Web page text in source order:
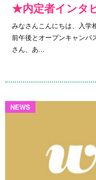
★内定者インタ
みなさんこんにちは、入
前午後とオープンキャンパ
さん、あ...
NEWS